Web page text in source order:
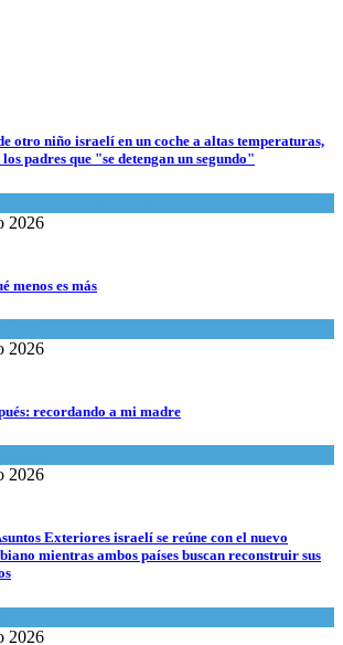
otro niño israelí en un coche a altas temperaturas,
padres que "se detengan un segundo"
2026
menos es más
2026
recordando a mi madre
2026
Exteriores israelí se reúne con el nuevo
mientras ambos países buscan reconstruir sus
2026